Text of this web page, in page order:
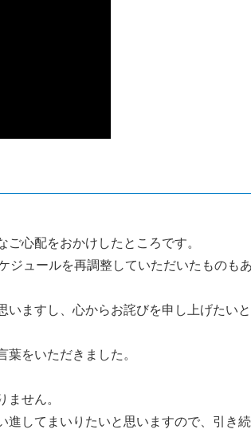
心配をおかけしたところです。
ジュールを再調整していただいたものもあ
いますし、心からお詫びを申し上げたいと
をいただきました。
せん。
進してまいりたいと思いますので、引き続